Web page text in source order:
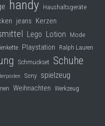
handy Haushaltsgeräte
jeans Kerzen
Lego Lotion Mode
Playstation Ralph Lauren
Schmuckset Schuhe
Sony spielzeug
Weihnachten Werkzeug